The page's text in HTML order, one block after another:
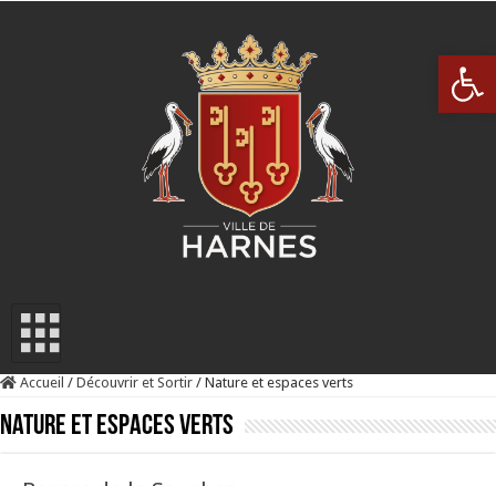
Accueil / Découvrir et Sortir / Nature et espaces verts
Nature et espaces verts